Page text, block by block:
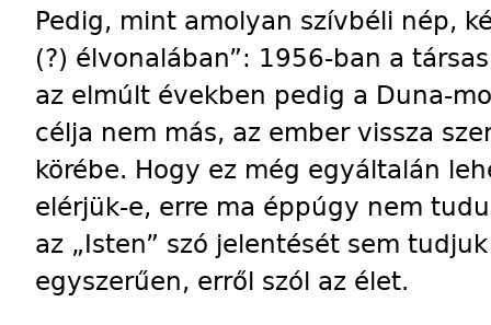
Pedig, mint amolyan szívbéli nép,
(?) élvonalában”: 1956-ban a
az elmúlt években pedig a Duna-
célja nem más, az ember vissza
körébe. Hogy ez még egyáltalán
elérjük-e, erre ma éppúgy nem
az „Isten” szó jelentését sem
egyszerűen, erről szól az élet.